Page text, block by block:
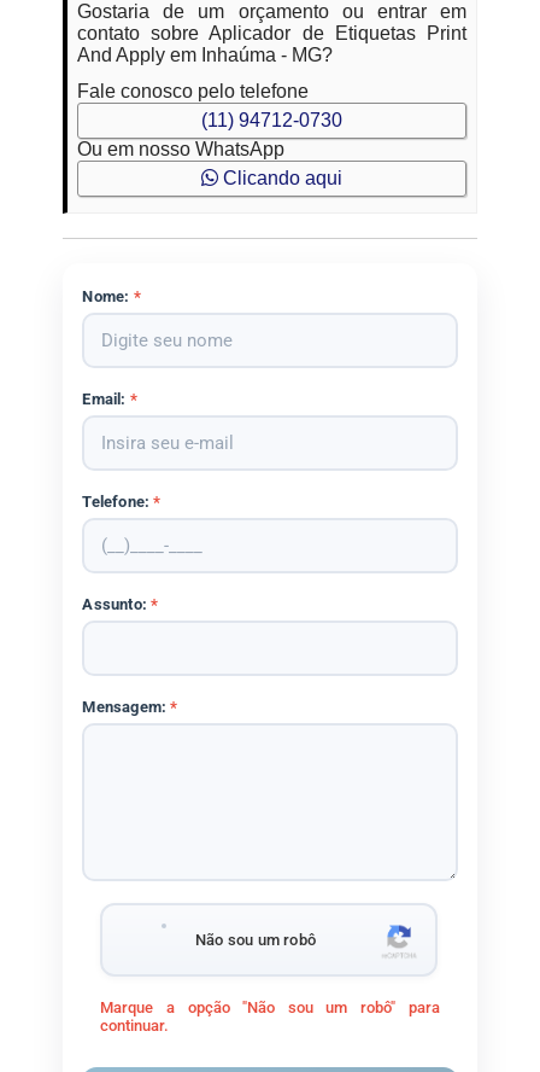
Gostaria de um orçamento ou entrar em
contato sobre Aplicador de Etiquetas Print
And Apply em Inhaúma - MG?
Fale conosco pelo telefone
(11) 94712-0730
Ou em nosso WhatsApp
Clicando aqui
Nome: *
Email: *
Telefone:*
Assunto:*
Mensagem:*
Não sou um robô
Marque a opção "Não sou um robô" para
continuar.